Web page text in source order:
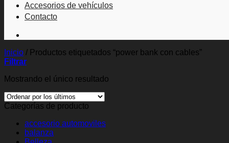
Accesorios de vehículos
Contacto
Inicio / Productos etiquetados “power bank con cables”
Filtrar
Mostrando el único resultado
Categorías de producto
accesorio automoviles
balanza